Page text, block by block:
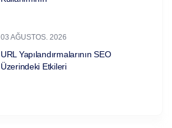
03 AĞUSTOS. 2026
URL Yapılandırmalarının SEO
Üzerindeki Etkileri